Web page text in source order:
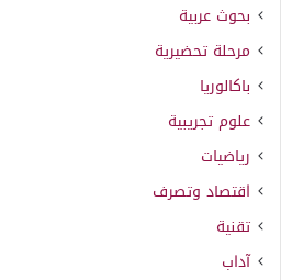
بحوث عربية
مرحلة تحضيرية
باكالوريا
علوم تجريبية
رياضيات
اقتصاد وتصرف
تقنية
آداب